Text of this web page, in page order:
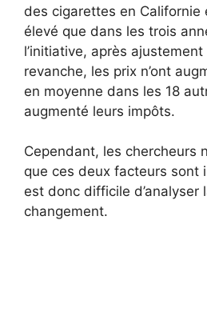
des cigarettes en Californie
élevé que dans les trois
l’initiative, après ajustement
revanche, les prix n’ont
en moyenne dans les 18
augmenté leurs impôts.
Cependant, les chercheurs
que ces deux facteurs sont
est donc difficile d’analyser
changement.